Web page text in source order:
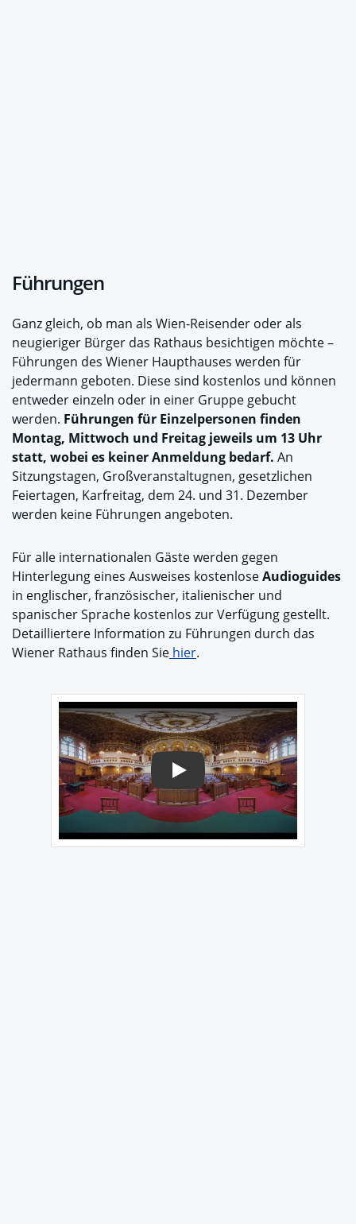
Führungen
Ganz gleich, ob man als Wien-Reisender oder als
neugieriger Bürger das Rathaus besichtigen möchte –
Führungen des Wiener Haupthauses werden für
jedermann geboten. Diese sind kostenlos und können
entweder einzeln oder in einer Gruppe gebucht
werden. Führungen für Einzelpersonen finden
Montag, Mittwoch und Freitag jeweils um 13 Uhr
statt, wobei es keiner Anmeldung bedarf. An
Sitzungstagen, Großveranstaltugnen, gesetzlichen
Feiertagen, Karfreitag, dem 24. und 31. Dezember
werden keine Führungen angeboten.
Für alle internationalen Gäste werden gegen
Hinterlegung eines Ausweises kostenloseAudioguides
in englischer, französischer, italienischer und
spanischer Sprache kostenlos zur Verfügung gestellt.
Detailliertere Information zu Führungen durch das
Wiener Rathaus finden Sie hier.
Play